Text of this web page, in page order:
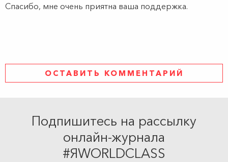
Спасибо, мне очень приятна ваша поддержка.
ОСТАВИТЬ КОММЕНТАРИЙ
Подпишитесь на рассылку
онлайн-журнала
#ЯWORLDCLASS